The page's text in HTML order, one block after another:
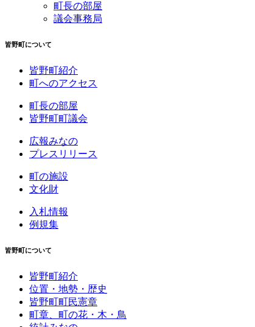
町長の部屋
議会事務局
皆野町について
皆野町紹介
町へのアクセス
町長の部屋
皆野町町議会
広報みなの
プレスリリース
町の施設
文化財
入札情報
例規集
皆野町について
皆野町紹介
位置・地勢・歴史
皆野町町民憲章
町章、町の花・木・鳥